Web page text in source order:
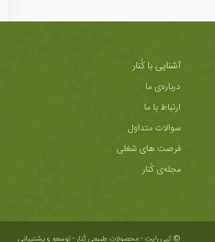
آشنایی با کُنار
درباره‌ی ما
ارتباط با ما
سوالات متداول
فرصت های شغلی
مجله‌ی کُنار
© کپی رایت - محصولات طبیعی کُنار -توسعه و پشتیبانی